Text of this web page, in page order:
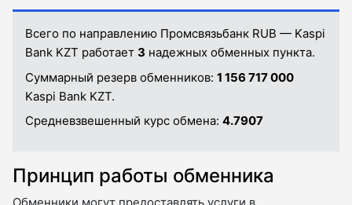
Всего по направлению Промсвязьбанк RUB — Kaspi
Bank KZT работает 3 надежных обменных пункта.
Суммарный резерв обменников: 1 156 717 000
Kaspi Bank KZT.
Средневзвешенный курс обмена: 4.7907
Принцип работы обменника